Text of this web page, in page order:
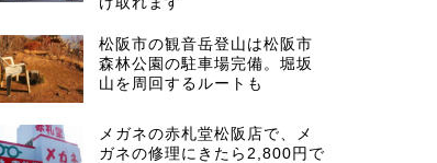
松阪市の観音岳登山は松阪市
森林公園の駐車場完備。堀坂
山を周回するルートも
メガネの赤札堂松阪店で、メ
ガネの修理にきたら2,800円で